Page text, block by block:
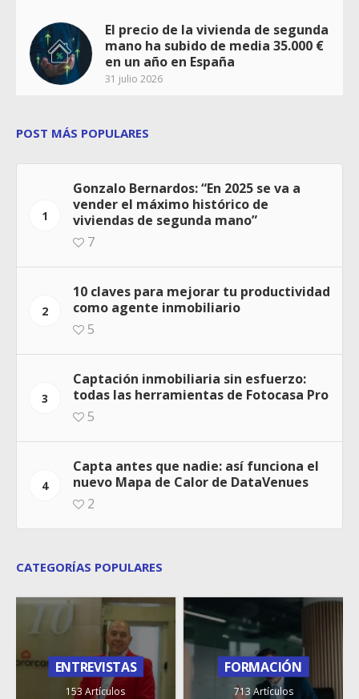
El precio de la vivienda de segunda
mano ha subido de media 35.000 €
en un año en España
31 julio 2026
POST MÁS POPULARES
1
Gonzalo Bernardos: “En 2025 se va a
vender el máximo histórico de
viviendas de segunda mano”
7
2
10 claves para mejorar tu productividad
como agente inmobiliario
5
3
Captación inmobiliaria sin esfuerzo:
todas las herramientas de Fotocasa Pro
5
4
Capta antes que nadie: así funciona el
nuevo Mapa de Calor de DataVenues
2
CATEGORÍAS POPULARES
ENTREVISTAS
153 Artículos
FORMACIÓN
713 Artículos